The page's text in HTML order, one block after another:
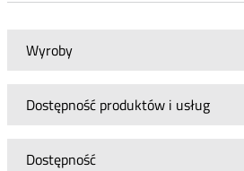
Wyroby
Dostępność produktów i usług
Dostępność